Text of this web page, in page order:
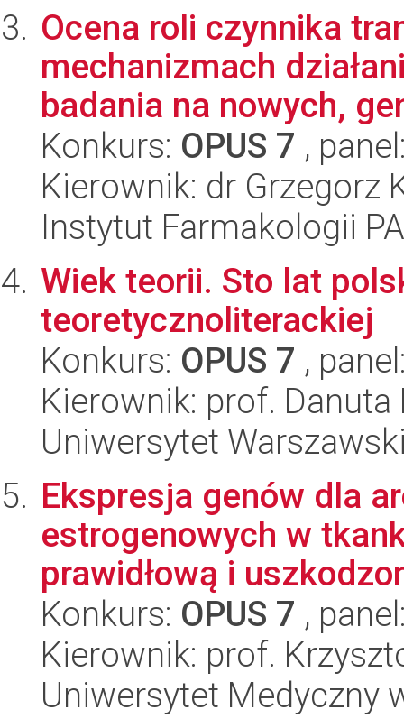
Ocena roli czynnika
mechanizmach
badania na nowych,
Konkurs: OPUS 7 ,
Kierownik: dr Grzegorz
Instytut Farmakologii
Wiek teorii. Sto lat
teoretycznoliterackiej
Konkurs: OPUS 7 ,
Kierownik: prof. Danuta
Uniwersytet
Ekspresja genów dla
estrogenowych w
prawidłową i
Konkurs: OPUS 7 ,
Kierownik: prof.
Uniwersytet Medyczny